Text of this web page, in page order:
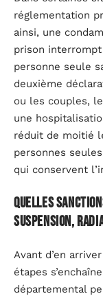
réglementation
ainsi, une
prison
personne seule
deuxième
ou les couples,
une
réduit de moitié
personnes
qui conservent
Quelles
suspension,
Avant d’en
étapes
départemental